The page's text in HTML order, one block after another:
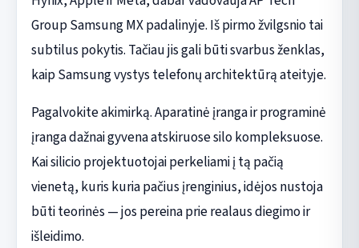
Group Samsung MX padalinyje. Iš pirmo žvilgsnio tai
subtilus pokytis. Tačiau jis gali būti svarbus ženklas,
kaip Samsung vystys telefonų architektūrą ateityje.
Pagalvokite akimirką. Aparatinė įranga ir programinė
įranga dažnai gyvena atskiruose silo kompleksuose.
Kai silicio projektuotojai perkeliami į tą pačią
vienetą, kuris kuria pačius įrenginius, idėjos nustoja
būti teorinės — jos pereina prie realaus diegimo ir
išleidimo.